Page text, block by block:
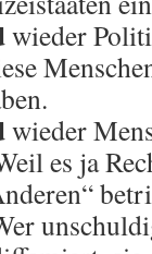
wieder
wieder
es ja